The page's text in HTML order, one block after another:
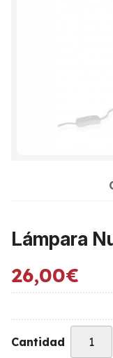
Lámpara
26,00€
Cantidad